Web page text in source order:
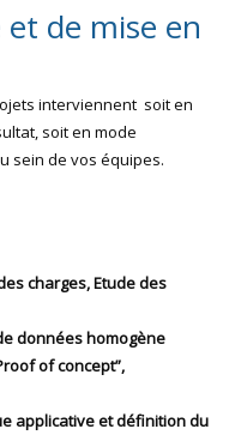
et de mise en
interviennent soit en
soit en mode
sein de vos équipes.
charges, Etude des
données homogène
of concept”,
applicative et définition du